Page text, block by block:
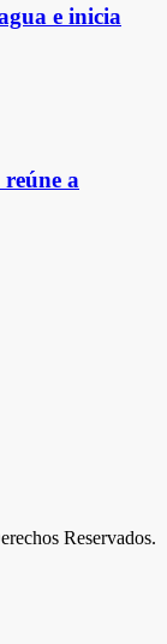
e inicia
a
Reservados.